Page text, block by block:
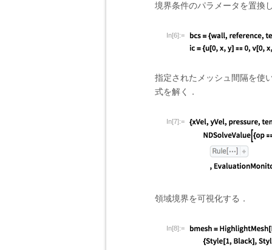
境界条件のパラメータを置換
In[6]:=
指定されたメッシュ間隔を使
式を解く．
In[7]:=
領域境界を可視化する．
In[8]:=